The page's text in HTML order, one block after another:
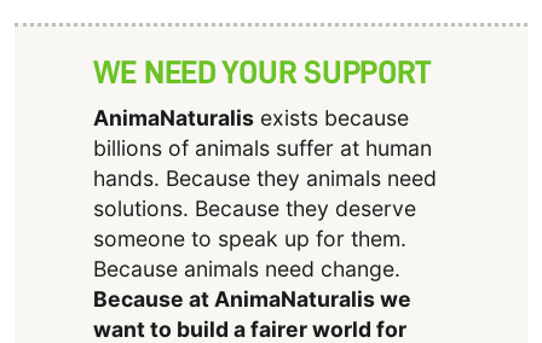
WE NEED YOUR SUPPORT
AnimaNaturalisexists because
billions of animals suffer at human
hands. Because they animals need
solutions. Because they deserve
someone to speak up for them.
Because animals need change.
Because at AnimaNaturalis we
want to build a fairer world for